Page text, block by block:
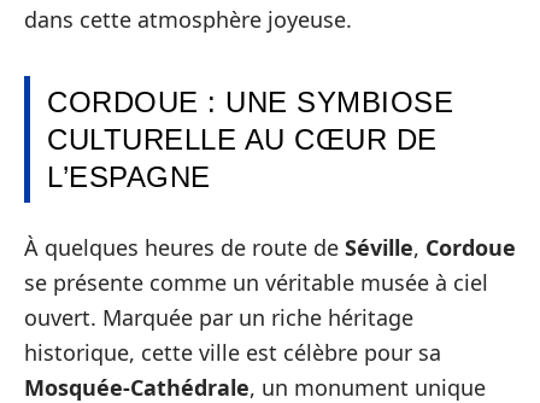
dans cette atmosphère joyeuse.
CORDOUE : UNE SYMBIOSE
CULTURELLE AU CŒUR DE
L’ESPAGNE
À quelques heures de route de Séville, Cordoue
se présente comme un véritable musée à ciel
ouvert. Marquée par un riche héritage
historique, cette ville est célèbre pour sa
Mosquée-Cathédrale, un monument unique